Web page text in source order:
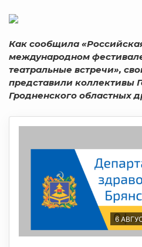
Как сообщила
международном
театральные встречи»,
представили коллективы
Гродненского областных
6